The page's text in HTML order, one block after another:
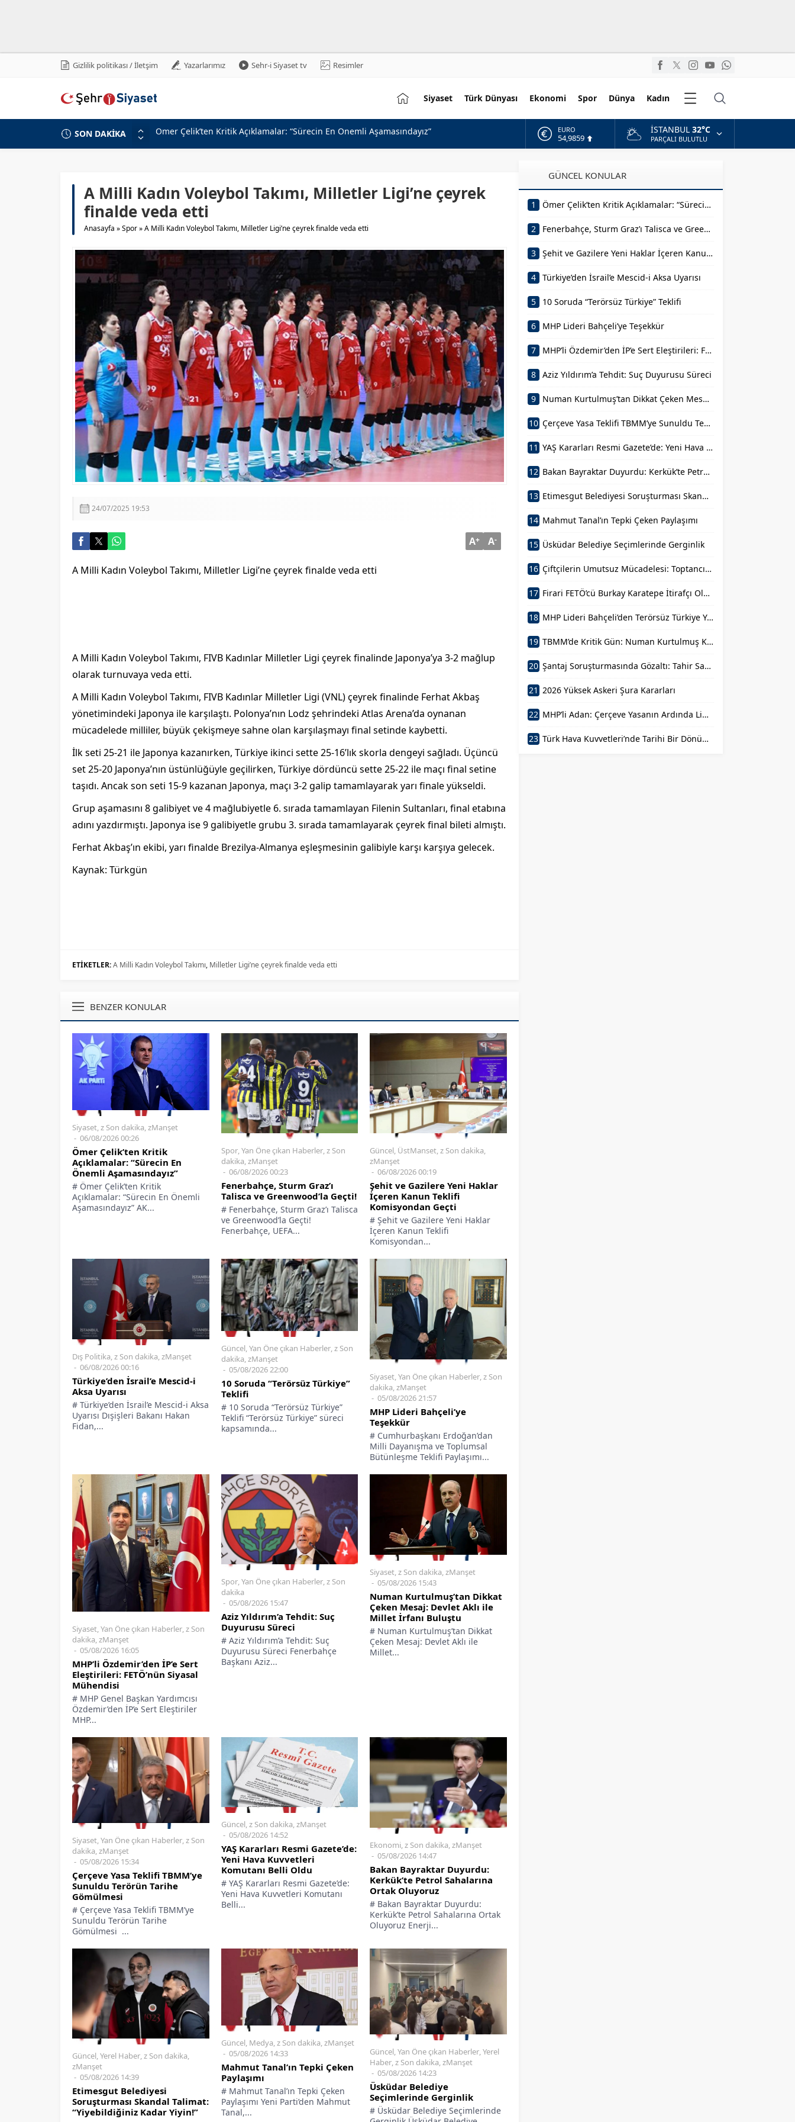
Gizlilik politikası / İletşim Yazarlarımız Sehr-i Siyaset tv Resimler
Sehrisiyaset
Siyaset Türk Dünyası Ekonomi Spor Dünya Kadın
Kategoriler
SON DAKİKA
Fenerbahçe, Sturm Graz’ı Talisca ve Greenwood’la Geçti!
Şehit ve Gazilere Yeni Haklar İçeren Kanun Teklifi Komisyondan Geçti
10 Soruda “Terörsüz Türkiye” Teklifi
MHP Lideri Bahçeli’ye Teşekkür
MHP’li Özdemir’den İP’e Sert Eleştirileri: FETÖ’nün Siyasal Mühendisi
Numan Kurtulmuş’tan Dikkat Çeken Mesaj: Devlet Aklı ile Millet İrfanı Buluştu
Ömer Çelik’ten Kritik Açıklamalar: “Sürecin En Önemli Aşamasındayız”
ALTIN
6.496,95
DOLAR
54,9859
İSTANBUL 32°C
PARÇALI BULUTLU
A Milli Kadın Voleybol Takımı, Milletler Ligi’ne çeyrek
finalde veda etti
Anasayfa »Spor»A Milli Kadın Voleybol Takımı, Milletler Ligi’ne çeyrek finalde veda etti
24/07/2025 19:53
A+ A-
A Milli Kadın Voleybol Takımı, Milletler Ligi’neçeyrek finalde veda etti
A Milli Kadın Voleybol Takımı, FIVB Kadınlar Milletler Ligi çeyrek finalinde Japonya’ya 3-2 mağlup
olarak turnuvaya veda etti.
A Milli Kadın Voleybol Takımı, FIVB Kadınlar Milletler Ligi (VNL)çeyrek finalinde Ferhat Akbaş
yönetimindeki Japonya ile karşılaştı. Polonya’nın Lodz şehrindeki Atlas Arena’da oynanan
mücadelede milliler, büyük çekişmeye sahne olan karşılaşmayı final setinde kaybetti.
İlk seti 25-21 ile Japonya kazanırken, Türkiye ikinci sette 25-16’lık skorla dengeyi sağladı. Üçüncü
set 25-20 Japonya’nın üstünlüğüyle geçilirken, Türkiye dördüncü sette 25-22 ile maçı final setine
taşıdı. Ancak son seti 15-9 kazanan Japonya, maçı 3-2 galip tamamlayarak yarı finale yükseldi.
Grup aşamasını 8 galibiyet ve 4 mağlubiyetle 6. sırada tamamlayan Filenin Sultanları, final etabına
adını yazdırmıştı. Japonya ise 9 galibiyetle grubu 3. sırada tamamlayarakçeyrek final bileti almıştı.
Ferhat Akbaş’ın ekibi, yarı finalde Brezilya-Almanya eşleşmesinin galibiyle karşı karşıya gelecek.
Kaynak: Türkgün
ETİKETLER:A Milli Kadın Voleybol Takımı, Milletler Ligi’ne çeyrek finalde veda etti
BENZER KONULAR
Siyaset,z Son dakika,zManşet
06/08/2026 00:26
Ömer Çelik’ten Kritik
Açıklamalar: “Sürecin En
Önemli Aşamasındayız”
# Ömer Çelik’ten Kritik
Açıklamalar: “Sürecin En Önemli
Aşamasındayız” AK...
Spor, Yan Öne çıkan Haberler, z Son
dakika zManşet
06/08/2026 00:23
Fenerbahçe, Sturm Graz’ı
Talisca ve Greenwood’la Geçti!
# Fenerbahçe, Sturm Graz’ı Talisca
ve Greenwood’la Geçti!
Fenerbahçe, UEFA...
Güncel ÜstManset z Son dakika
zManşet
06/08/2026 00:19
Şehit ve Gazilere Yeni Haklar
İçeren Kanun Teklifi
Komisyondan Geçti
# Şehit ve Gazilere Yeni Haklar
İçeren Kanun Teklifi
Komisyondan...
Dış Politika,z Son dakika,zManşet
06/08/2026 00:16
Türkiye’den İsrail’e Mescid-i
Aksa Uyarısı
# Türkiye’den İsrail’e Mescid-i Aksa
Uyarısı Dışişleri Bakanı Hakan
Fidan,...
Güncel Yan Öne çıkan Haberler, z Son
dakika zManşet
05/08/2026 22:00
10 Soruda “Terörsüz Türkiye”
Teklifi
# 10 Soruda “Terörsüz Türkiye”
Teklifi “Terörsüz Türkiye” süreci
kapsamında...
Siyaset,Yan Öne çıkan Haberler,z Son
dakika,zManşet
05/08/2026 21:57
MHP Lideri Bahçeli’ye
Teşekkür
# Cumhurbaşkanı Erdoğan’dan
Milli Dayanışma ve Toplumsal
Bütünleşme Teklifi Paylaşımı...
Siyaset Yan Öne çıkan Haberler z Son
dakika zManşet
05/08/2026 16:05
MHP’li Özdemir’den İP’e Sert
Eleştirileri: FETÖ’nün Siyasal
Mühendisi
# MHP Genel Başkan Yardımcısı
Özdemir’den İP’e Sert Eleştiriler
MHP...
Spor, Yan Öne çıkan Haberler, z Son
dakika
05/08/2026 15:47
Aziz Yıldırım’a Tehdit: Suç
Duyurusu Süreci
# Aziz Yıldırım’a Tehdit: Suç
Duyurusu Süreci Fenerbahçe
Başkanı Aziz...
Siyaset,z Son dakika,zManşet
05/08/2026 15:43
Numan Kurtulmuş’tan Dikkat
Çeken Mesaj: Devlet Aklı ile
Millet İrfanı Buluştu
# Numan Kurtulmuş’tan Dikkat
Çeken Mesaj: Devlet Aklı ile
Millet...
Siyaset,Yan Öne çıkan Haberler,z Son
dakika,zManşet
05/08/2026 15:34
Çerçeve Yasa Teklifi TBMM’ye
Sunuldu Terörün Tarihe
Gömülmesi
# Çerçeve Yasa Teklifi TBMM’ye
Sunuldu Terörün Tarihe
Gömülmesi ...
Güncel,z Son dakika,zManşet
05/08/2026 14:52
YAŞ Kararları Resmi Gazete’de:
Yeni Hava Kuvvetleri
Komutanı Belli Oldu
# YAŞ Kararları Resmi Gazete’de:
Yeni Hava Kuvvetleri Komutanı
Belli...
Ekonomi,z Son dakika,zManşet
05/08/2026 14:47
Bakan Bayraktar Duyurdu:
Kerkük’te Petrol Sahalarına
Ortak Oluyoruz
# Bakan Bayraktar Duyurdu:
Kerkük’te Petrol Sahalarına Ortak
Oluyoruz Enerji...
Güncel Yerel Haber z Son dakika
zManşet
05/08/2026 14:39
Etimesgut Belediyesi
Soruşturması Skandal Talimat:
“Yiyebildiğiniz Kadar Yiyin!”
Güncel, Medya,z Son dakika,zManşet
05/08/2026 14:33
Mahmut Tanal’ın Tepki Çeken
Paylaşımı
# Mahmut Tanal’ın Tepki Çeken
Paylaşımı Yeni Parti’den Mahmut
Tanal,...
Güncel,Yan Öne çıkan Haberler,Yerel
Haber,z Son dakika,zManşet
05/08/2026 14:23
Üsküdar Belediye
Seçimlerinde Gerginlik
# Üsküdar Belediye Seçimlerinde
GÜNCEL KONULAR
1 Ömer Çelik’ten Kritik Açıklamalar: “Sürecin En Önemli Aşamasındayız”
2 Fenerbahçe, Sturm Graz’ı Talisca ve Greenwood’la Geçti!
3 Şehit ve Gazilere Yeni Haklar İçeren Kanun Teklifi Komisyondan Geçti
4 Türkiye’den İsrail’e Mescid-i Aksa Uyarısı
5 10 Soruda “Terörsüz Türkiye” Teklifi
6 MHP Lideri Bahçeli’ye Teşekkür
7 MHP’li Özdemir’den İP’e Sert Eleştirileri: FETÖ’nün Siyasal Mühendisi
8 Aziz Yıldırım’a Tehdit: Suç Duyurusu Süreci
9 Numan Kurtulmuş’tan Dikkat Çeken Mesaj: Devlet Aklı ile Millet İrfanı Buluştu
10 Çerçeve Yasa Teklifi TBMM’ye Sunuldu Terörün Tarihe Gömülmesi
11 YAŞ Kararları Resmi Gazete’de: Yeni Hava Kuvvetleri Komutanı Belli Oldu
12 Bakan Bayraktar Duyurdu: Kerkük’te Petrol Sahalarına Ortak Oluyoruz
13 Etimesgut Belediyesi Soruşturması Skandal Talimat: “Yiyebildiğiniz Kadar Yiyin!”
14 Mahmut Tanal’ın Tepki Çeken Paylaşımı
15 Üsküdar Belediye Seçimlerinde Gerginlik
16 Çiftçilerin Umutsuz Mücadelesi: Toptancıların Açgözlülüğü
17 Firari FETÖ’cü Burkay Karatepe İtirafçı Oldu
18 MHP Lideri Bahçeli’den Terörsüz Türkiye Yasası Açıklaması: “Herkes Kazandı”
19 TBMM’de Kritik Gün: Numan Kurtulmuş Kanun Teklifini İmzaladı
20 Şantaj Soruşturmasında Gözaltı: Tahir Sarıkaya Mahkemede
21 2026 Yüksek Askeri Şura Kararları
22 MHP’li Adan: Çerçeve Yasanın Ardında Liderimiz Bahçeli’nin Cesareti ve Feraseti Var
23 Türk Hava Kuvvetleri’nde Tarihi Bir Dönüm Noktası: Albay Özlem Karapınar